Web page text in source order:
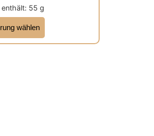
55 g
wählen